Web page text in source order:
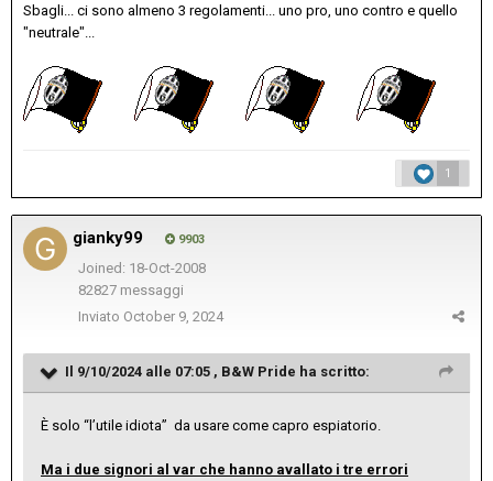
Sbagli... ci sono almeno 3 regolamenti... uno pro, uno contro e quello
"neutrale"...
1
gianky99 9903
Joined: 18-Oct-2008
82827 messaggi
Inviato October 9, 2024
Il 9/10/2024 alle 07:05 , B&W Pride ha scritto:
È solo “l’utile idiota” da usare come capro espiatorio.
Ma i due signori al var che hanno avallato i tre errori